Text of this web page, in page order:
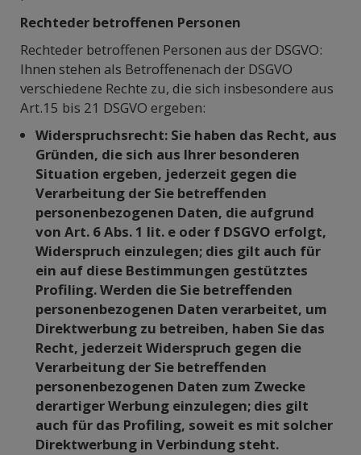
Rechteder betroffenen Personen
Rechteder betroffenen Personen aus der DSGVO:
Ihnen stehen als Betroffenenach der DSGVO
verschiedene Rechte zu, die sich insbesondere aus
Art.15 bis 21 DSGVO ergeben:
Widerspruchsrecht: Sie haben das Recht, aus
Gründen, die sich aus Ihrer besonderen
Situation ergeben, jederzeit gegen die
Verarbeitung der Sie betreffenden
personenbezogenen Daten, die aufgrund
von Art. 6 Abs. 1 lit. e oder f DSGVO erfolgt,
Widerspruch einzulegen; dies gilt auch für
ein auf diese Bestimmungen gestütztes
Profiling. Werden die Sie betreffenden
personenbezogenen Daten verarbeitet, um
Direktwerbung zu betreiben, haben Sie das
Recht, jederzeit Widerspruch gegen die
Verarbeitung der Sie betreffenden
personenbezogenen Daten zum Zwecke
derartiger Werbung einzulegen; dies gilt
auch für das Profiling, soweit es mit solcher
Direktwerbung in Verbindung steht.